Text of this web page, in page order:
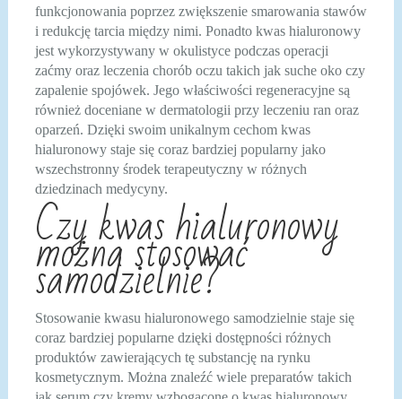
funkcjonowania poprzez zwiększenie smarowania stawów
i redukcję tarcia między nimi. Ponadto kwas hialuronowy
jest wykorzystywany w okulistyce podczas operacji
zaćmy oraz leczenia chorób oczu takich jak suche oko czy
zapalenie spojówek. Jego właściwości regeneracyjne są
również doceniane w dermatologii przy leczeniu ran oraz
oparzeń. Dzięki swoim unikalnym cechom kwas
hialuronowy staje się coraz bardziej popularny jako
wszechstronny środek terapeutyczny w różnych
dziedzinach medycyny.
Czy kwas hialuronowy
można stosować
samodzielnie?
Stosowanie kwasu hialuronowego samodzielnie staje się
coraz bardziej popularne dzięki dostępności różnych
produktów zawierających tę substancję na rynku
kosmetycznym. Można znaleźć wiele preparatów takich